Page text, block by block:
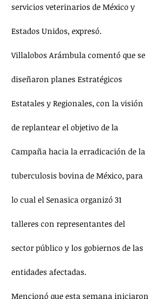
servicios veterinarios de México y
Estados Unidos, expresó.
Villalobos Arámbula comentó que se
diseñaron planes Estratégicos
Estatales y Regionales, con la visión
de replantear el objetivo de la
Campaña hacia la erradicación de la
tuberculosis bovina de México, para
lo cual el Senasica organizó 31
talleres con representantes del
sector público y los gobiernos de las
entidades afectadas.
Mencionó que esta semana iniciaron